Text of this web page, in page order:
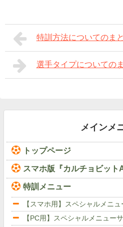
特訓方法についてのま
選手タイプについての
メインメ
トップページ
スマホ版『カルチョビット
特訓メニュー
【スマホ用】スペシャルメニ
【PC用】スペシャルメニュー